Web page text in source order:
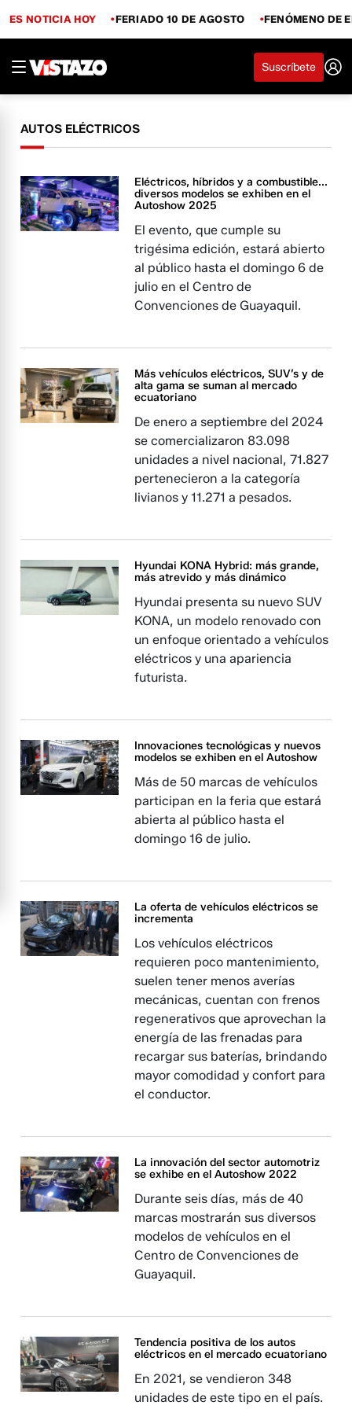
ES NOTICIA HOY FERIADO 10 DE AGOSTO FENÓMENO DE
Suscríbete
AUTOS ELÉCTRICOS
Eléctricos, híbridos y a combustible...
diversos modelos se exhiben en el
Autoshow 2025
El evento, que cumple su
trigésima edición, estará abierto
al público hasta el domingo 6 de
julio en el Centro de
Convenciones de Guayaquil.
Más vehículos eléctricos, SUV’s y de
alta gama se suman al mercado
ecuatoriano
De enero a septiembre del 2024
se comercializaron 83.098
unidades a nivel nacional, 71.827
pertenecieron a la categoría
livianos y 11.271 a pesados.
Hyundai KONA Hybrid: más grande,
más atrevido y más dinámico
Hyundai presenta su nuevo SUV
KONA, un modelo renovado con
un enfoque orientado a vehículos
eléctricos y una apariencia
futurista.
Innovaciones tecnológicas y nuevos
modelos se exhiben en el Autoshow
Más de 50 marcas de vehículos
participan en la feria que estará
abierta al público hasta el
domingo 16 de julio.
La oferta de vehículos eléctricos se
incrementa
Los vehículos eléctricos
requieren poco mantenimiento,
suelen tener menos averías
mecánicas, cuentan con frenos
regenerativos que aprovechan la
energía de las frenadas para
recargar sus baterías, brindando
mayor comodidad y confort para
el conductor.
La innovación del sector automotriz
se exhibe en el Autoshow 2022
Durante seis días, más de 40
marcas mostrarán sus diversos
modelos de vehículos en el
Centro de Convenciones de
Guayaquil.
Tendencia positiva de los autos
eléctricos en el mercado ecuatoriano
En 2021, se vendieron 348
unidades de este tipo en el país.